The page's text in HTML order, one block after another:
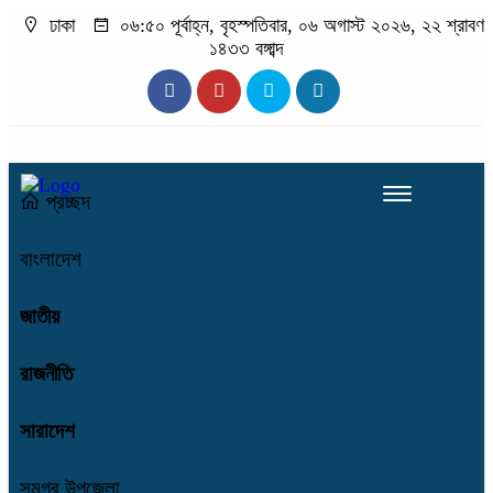
ঢাকা
০৬:৫০ পূর্বাহ্ন, বৃহস্পতিবার, ০৬ অগাস্ট ২০২৬, ২২ শ্রাবণ
১৪৩৩ বঙ্গাব্দ
প্রচ্ছদ
বাংলাদেশ
জাতীয়
রাজনীতি
সারাদেশ
সমগ্র উপজেলা